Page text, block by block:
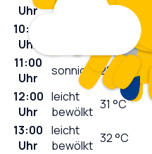
Uhr
10:00
Uhr
11:00
Uhr
sonnig 28
12:00
Uhr
leicht
bewölkt 31 °C
13:00
Uhr
leicht
bewölkt 32°C